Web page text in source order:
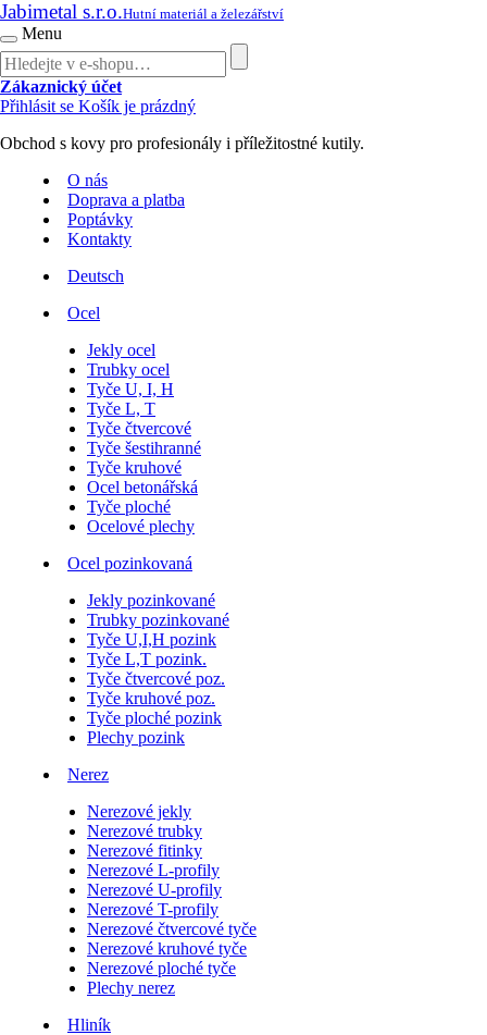
Jabimetal s.r.o.Hutní materiál a železářství
Menu
Zákaznický účet
Přihlásit se Košík je prázdný
Obchod s kovy pro profesionály i příležitostné kutily.
O nás
Doprava a platba
Poptávky
Kontakty
Deutsch
Ocel
Jekly ocel
Trubky ocel
Tyče U, I, H
Tyče L, T
Tyče čtvercové
Tyče šestihranné
Tyče kruhové
Ocel betonářská
Tyče ploché
Ocelové plechy
Ocel pozinkovaná
Jekly pozinkované
Trubky pozinkované
Tyče U,I,H pozink
Tyče L,T pozink.
Tyče čtvercové poz.
Tyče kruhové poz.
Tyče ploché pozink
Plechy pozink
Nerez
Nerezové jekly
Nerezové trubky
Nerezové fitinky
Nerezové L-profily
Nerezové U-profily
Nerezové T-profily
Nerezové čtvercové tyče
Nerezové kruhové tyče
Nerezové ploché tyče
Plechy nerez
Hliník